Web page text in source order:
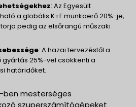
: Az Egyesült
a globális K+F munkaerő 20%-je,
pedig az elsőrangú műszaki
: A hazai tervezéstől a
25%-vel csökkenti a
határidőket.
ben mesterséges
szuperszámítógépeket